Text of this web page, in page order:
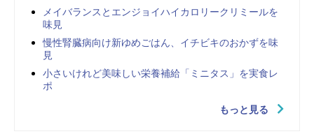
メイバランスとエンジョイハイカロリークリミールを
味見
慢性腎臓病向け新ゆめごはん、イチビキのおかずを味
見
小さいけれど美味しい栄養補給「ミニタス」を実食レ
ポ
もっと見る